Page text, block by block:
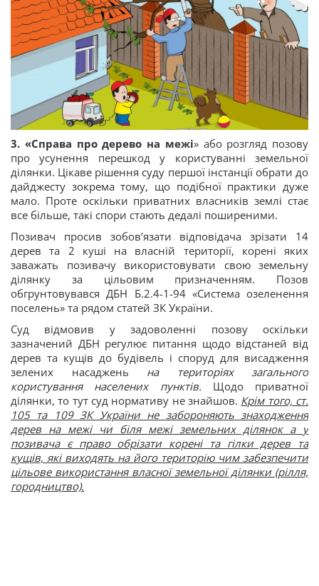
3. «Справа про дерево на межі» або розгляд позову
про усунення перешкод у користуванні земельної
ділянки. Цікаве рішення суду першої інстанції обрати до
дайджесту зокрема тому, що подібної практики дуже
мало. Проте оскільки приватних власників землі стає
все більше, такі спори стають дедалі поширеними.
Позивач просив зобов’язати відповідача зрізати 14
дерев та 2 куші на власній території, корені яких
заважать позивачу використовувати свою земельну
ділянку за цільовим призначенням. Позов
обгрунтовувався ДБН Б.2.4-1-94 «Система озеленення
поселень» та рядом статей ЗК України.
Суд відмовив у задоволенні позову оскільки
зазначений ДБН регулює питання щодо відстаней від
дерев та кущів до будівель і споруд для висадження
зелених насаджень на територіях загального
користування населених пунктів. Щодо приватної
ділянки, то тут суд нормативу не знайшов. Крім того, ст.
105 та 109 ЗК України не забороняють знаходження
дерев на межі чи біля межі земельних ділянок а у
позивача є право обрізати корені та гілки дерев та
кущів, які виходять на його територію чим забезпечити
цільове використання власної земельної ділянки (рілля,
городництво).